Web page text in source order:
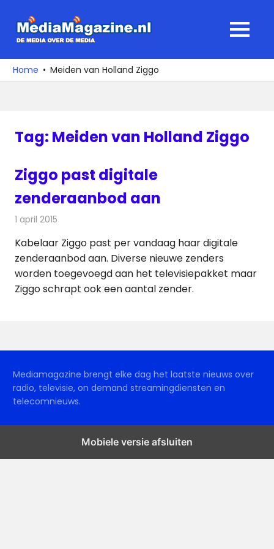
naar
media
over
MENU
Home Meiden van Holland Ziggo
Tag: Meiden van Holland Ziggo
Ziggo past digitale
zenderaanbod aan
1 april 2015
Kabelaar Ziggo past per vandaag haar digitale
zenderaanbod aan. Diverse nieuwe zenders
worden toegevoegd aan het televisiepakket maar
Ziggo schrapt ook een aantal zender.
Mediamagazine brengt elke dag het laatste nieuws over
radio, televisie, on demand streamingdiensten en
telecomnieuws.
Mobiele versie afsluiten